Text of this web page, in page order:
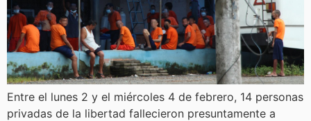
Entre el lunes 2 y el miércoles 4 de febrero, 14 personas
privadas de la libertad fallecieron presuntamente a